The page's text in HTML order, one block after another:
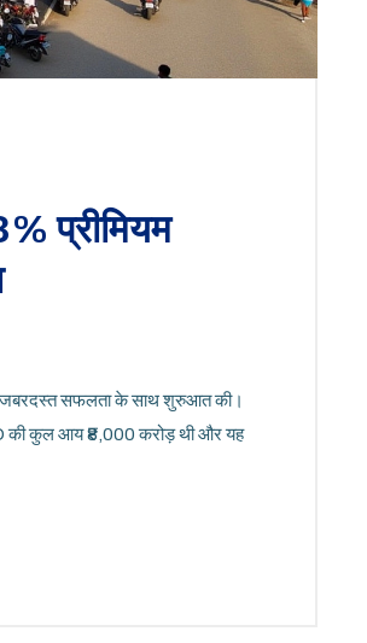
प्रीमियम
जबरदस्त सफलता के साथ शुरुआत की।
की कुल आय ₹8,000 करोड़ थी और यह